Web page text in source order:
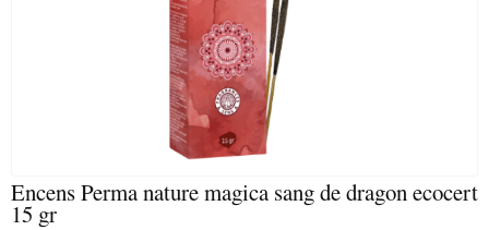
Encens Perma nature magica sang de dragon ecocert
15 gr